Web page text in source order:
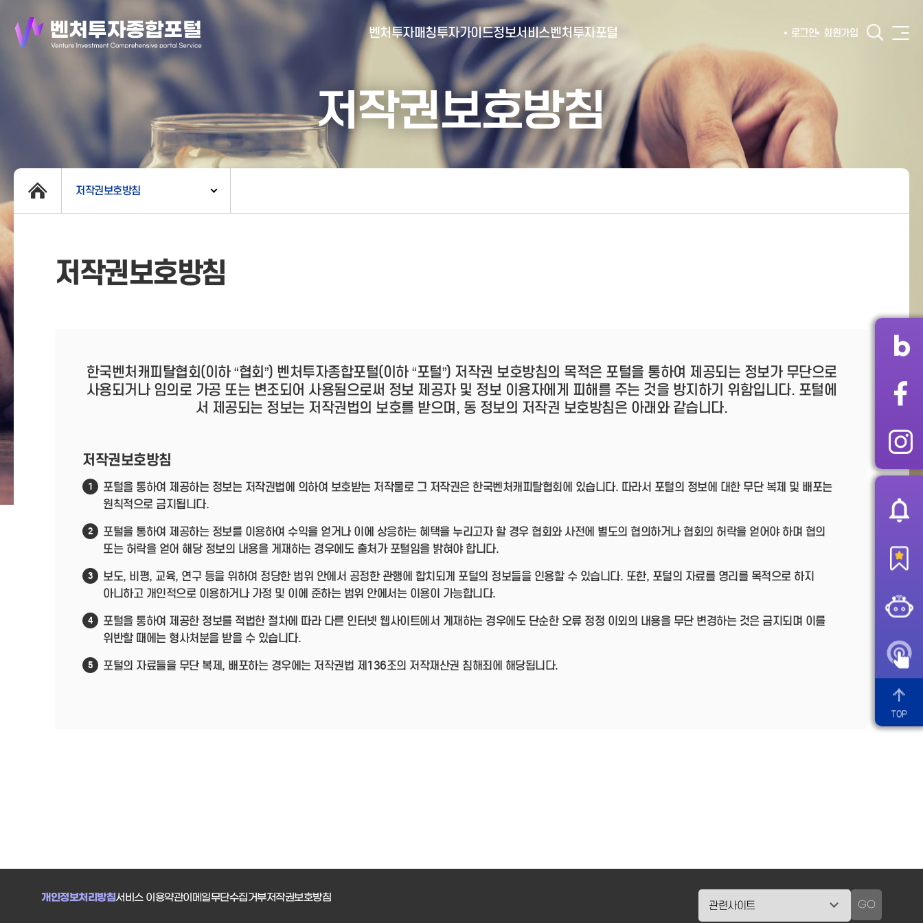
벤처투자매칭
- 벤처투자회사 전자공시
- 벤처투자마트란?
투자가이드정보서비스
- 대시보드
- 투자실적
- 민간벤처통계
- 통계/연구 보고서
- VC 트랙레코드 확
인
- 투자확인서발급시
스템
벤처투자포털
- 포털소개
- BI소개
로그인 회원가입
TOP
저작권보호방침
저작권보호방침
저작권보호방침
한국벤처캐피탈협회(이하 “협회”) 벤처투자종합포털(이하 “포털”) 저작권 보호방침의 목적은 포털을 통하여 제공되는 정보가 무단으로
사용되거나 임의로 가공 또는 변조되어 사용됨으로써 정보 제공자 및 정보 이용자에게 피해를 주는 것을 방지하기 위함입니다. 포털에
서 제공되는 정보는 저작권법의 보호를 받으며, 동 정보의 저작권 보호방침은 아래와 같습니다.
저작권보호방침
1
포털을 통하여 제공하는 정보는 저작권법에 의하여 보호받는 저작물로 그 저작권은 한국벤처캐피탈협회에 있습니다. 따라서 포털의 정보에 대한 무단 복제 및 배포는
원칙적으로 금지됩니다.
2
포털을 통하여 제공하는 정보를 이용하여 수익을 얻거나 이에 상응하는 혜택을 누리고자 할 경우 협회와 사전에 별도의 협의하거나 협회의 허락을 얻어야 하며 협의
또는 허락을 얻어 해당 정보의 내용을 게재하는 경우에도 출처가 포털임을 밝혀야 합니다.
3
보도, 비평, 교육, 연구 등을 위하여 정당한 범위 안에서 공정한 관행에 합치되게 포털의 정보들을 인용할 수 있습니다. 또한, 포털의 자료를 영리를 목적으로 하지
아니하고 개인적으로 이용하거나 가정 및 이에 준하는 범위 안에서는 이용이 가능합니다.
4
포털을 통하여 제공한 정보를 적법한 절차에 따라 다른 인터넷 웹사이트에서 게재하는 경우에도 단순한 오류 정정 이외의 내용을 무단 변경하는 것은 금지되며 이를
위반할 때에는 형사처분을 받을 수 있습니다.
5 포털의 자료들을 무단 복제, 배포하는 경우에는 저작권법 제136조의 저작재산권 침해죄에 해당됩니다.
개인정보처리방침서비스 이용약관이메일무단수집거부저작권보호방침
GO